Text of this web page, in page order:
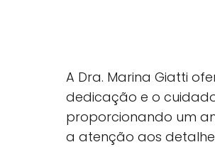
A Dra. Marina Giatti
dedicação e o
proporcionando um
a atenção aos